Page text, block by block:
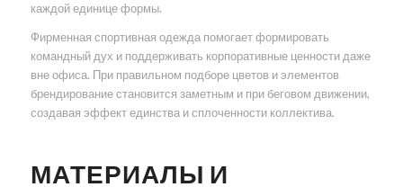
каждой единице формы.
Фирменная спортивная одежда помогает формировать
командный дух и поддерживать корпоративные ценности даже
вне офиса. При правильном подборе цветов и элементов
брендирование становится заметным и при беговом движении,
создавая эффект единства и сплоченности коллектива.
МАТЕРИАЛЫ И